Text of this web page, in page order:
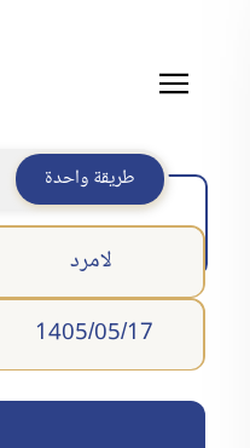
طريقة واحدة
لامرد